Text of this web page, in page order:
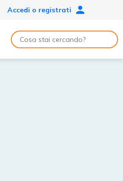
Accedi o registrati